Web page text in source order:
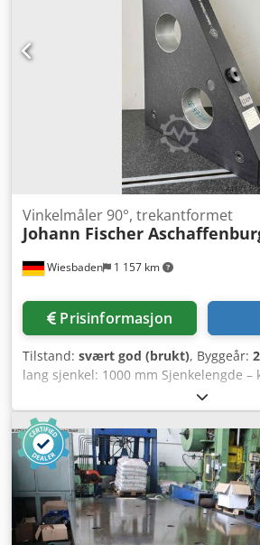
Wiesbaden 1 157 km
Vinkelmåler 90°, trekantformet
Johann Fischer
Prisinformasjon
Tilstand: svært god (brukt), Byggeår:
lang sjenkel: 1000 mm Sjenkelengde –
Sjenkelbredde: 120 mm Nøyaktighet,
sider: 0,001 mm Vekt, ca.: 135 kg